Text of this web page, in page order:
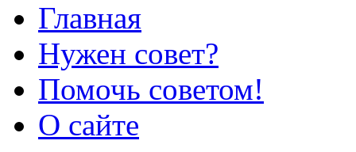
Главная
Нужен совет?
Помочь советом!
О сайте